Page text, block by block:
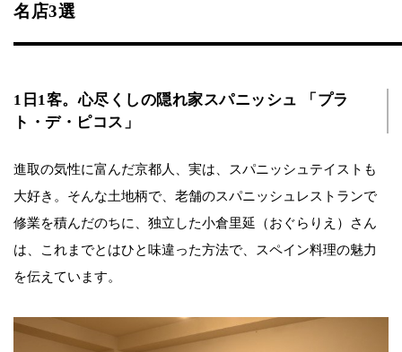
名店3選
1日1客。心尽くしの隠れ家スパニッシュ 「プラ
ト・デ・ピコス」
進取の気性に富んだ京都人、実は、スパニッシュテイストも
大好き。そんな土地柄で、老舗のスパニッシュレストランで
修業を積んだのちに、独立した小倉里延（おぐらりえ）さん
は、これまでとはひと味違った方法で、スペイン料理の魅力
を伝えています。